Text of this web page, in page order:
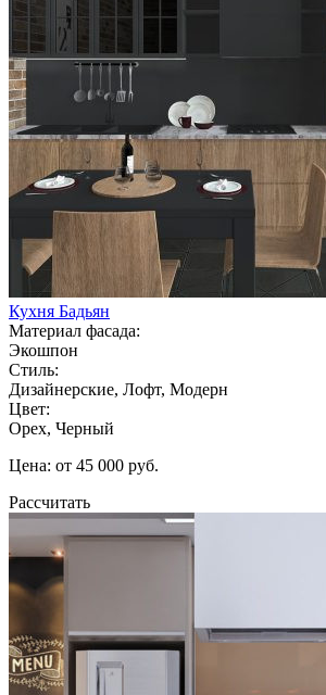
Кухня Бадьян
Материал фасада:
Экошпон
Стиль:
Дизайнерские, Лофт, Модерн
Цвет:
Орех, Черный
Цена: от 45 000 руб.
Рассчитать